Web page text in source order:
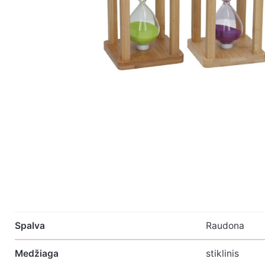
Spalva Raudona
Medžiaga stiklinis
Atsiliepimų nėra.
Būkite pirmasis parašęs atsiliepimą apie